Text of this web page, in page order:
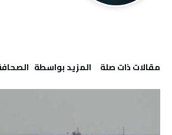
‫مقالات ذات صلة‬ ‫‫المزيد بواسطة‬ ‬ ‭ ‬الصحافة‭ ‬اليوم